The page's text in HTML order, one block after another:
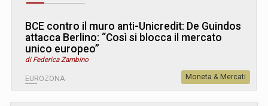
BCE contro il muro anti-Unicredit: De Guindos
attacca Berlino: “Così si blocca il mercato
unico europeo”
di Federica Zambino
EUROZONA Moneta & Mercati